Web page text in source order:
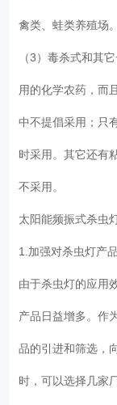
禽类、蛙类养殖场
（3）毒杀式和其
用的化学农药，而
中不提倡采用；只
时采用。其它还有
不采用。
太阳能频振式杀虫
1.加强对杀虫灯产
由于杀虫灯的应用
产品日益增多。作
品的引进和筛选，
时，可以选择几家